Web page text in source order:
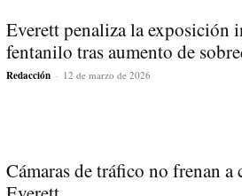
Everett penaliza la exposición
fentanilo tras aumento de
Redacción - 12 de marzo de 2026
Cámaras de tráfico no frenan a